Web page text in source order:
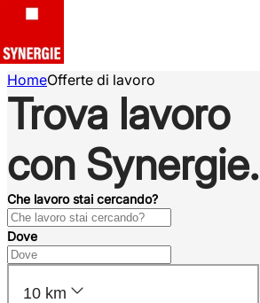
HomeOfferte di lavoro
Trova lavoro
con Synergie.
Che lavoro stai cercando?
Dove
10 km